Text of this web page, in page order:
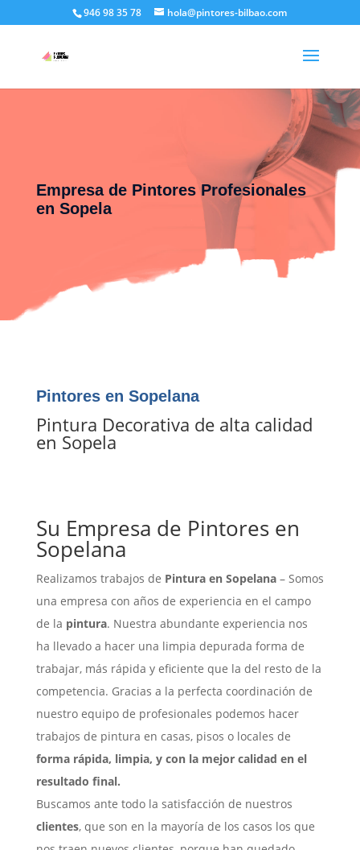
946 98 35 78 hola@pintores-bilbao.com
Empresa de Pintores Profesionales
en Sopela
Pintores en Sopelana
Pintura Decorativa de alta calidad
en Sopela
Su Empresa de Pintores en
Sopelana
Realizamos trabajos de Pintura en Sopelana– Somos
una empresa con años de experiencia en el campo
de la pintura. Nuestra abundante experiencia nos
ha llevado a hacer una limpia depurada forma de
trabajar, más rápida y eficiente que la del resto de la
competencia. Gracias a la perfecta coordinación de
nuestro equipo de profesionales podemos hacer
trabajos de pintura en casas, pisos o locales de
forma rápida, limpia, y con la mejor calidad en el
resultado final.
Buscamos ante todo la satisfacción de nuestros
clientes, que son en la mayoría de los casos los que